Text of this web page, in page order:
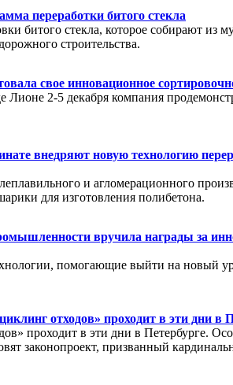
переработки битого стекла
битого стекла, которое собирают из
строительства.
свое инновационное
Лионе 2-5 декабря компания
внедряют новую технологию
и агломерационного
для изготовления полибетона.
вручила награды за
помогающие выйти на новый
отходов» проходит в эти дни в
проходит в эти дни в Петербурге.
законопроект, призванный